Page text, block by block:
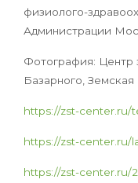
физиолого-
Администрации
Фотография: Центр
Базарного, Земская
https://zst-center.ru/
https://zst-center.ru/
https://zst-center.ru/